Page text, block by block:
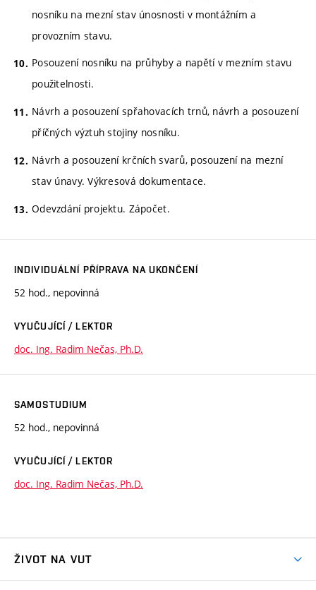
nosníku na mezní stav únosnosti v montážním a
provozním stavu.
Posouzení nosníku na průhyby a napětí v mezním stavu
použitelnosti.
Návrh a posouzení spřahovacích trnů, návrh a posouzení
příčných výztuh stojiny nosníku.
Návrh a posouzení krčních svarů, posouzení na mezní
stav únavy. Výkresová dokumentace.
Odevzdání projektu. Zápočet.
INDIVIDUÁLNÍ PŘÍPRAVA NA UKONČENÍ
52 hod., nepovinná
VYUČUJÍCÍ / LEKTOR
doc. Ing. Radim Nečas, Ph.D.
SAMOSTUDIUM
52 hod., nepovinná
VYUČUJÍCÍ / LEKTOR
doc. Ing. Radim Nečas, Ph.D.
ŽIVOT NA VUT